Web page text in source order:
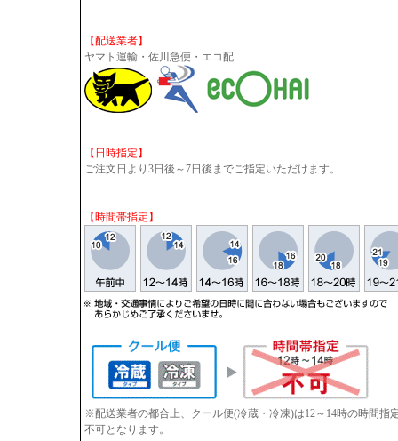
【配送業者】
ヤマト運輸・佐川急便・エコ配
【日時指定】
ご注文日より3日後～7日後までご指定いただけます。
【時間帯指定】
※配送業者の都合上、クール便(冷蔵・冷凍)は12～14時の時間
不可となります。